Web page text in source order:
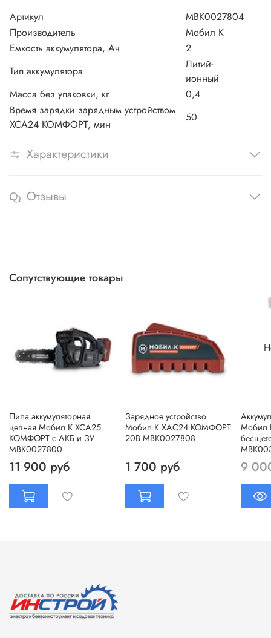
Артикул
MBK0027804
Производитель
Мобил К
Емкость аккумулятора, Ач
2
Тип аккумулятора
Литий-
ионный
Масса без упаковки, кг
0,4
Время зарядки зарядным устройством
ХСА24 КОМФОРТ, мин
50
Характеристики
Отзывы
Сопутствующие товары
Пила аккумуляторная
цепная Мобил К ХСА25
КОМФОРТ с АКБ и ЗУ
МВК0027800
11 900 руб
Зарядное устройство
Мобил К ХАС24 КОМФОРТ
20В МВК0027808
1 700 руб
Мобил
9